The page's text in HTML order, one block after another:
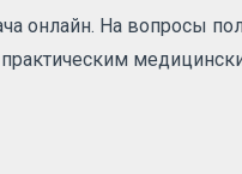
онлайн. На вопросы